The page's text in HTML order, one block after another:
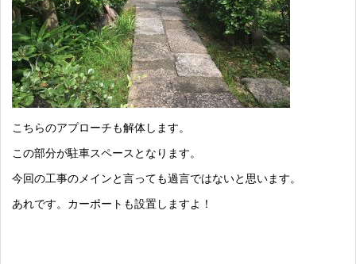
こちらのアプローチも解体します。
この部分が駐車スペースとなります。
今回の工事のメインと言っても過言ではないと思います。
あれです。カーポートも設置しますよ！